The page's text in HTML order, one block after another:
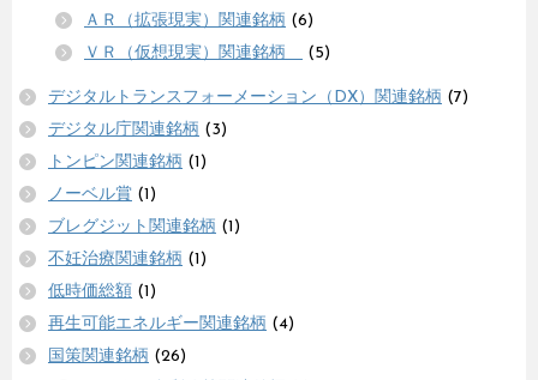
ＡＲ（拡張現実）関連銘柄 (6)
ＶＲ（仮想現実）関連銘柄
(5)
デジタルトランスフォーメーション（DX）関連銘柄 (7)
デジタル庁関連銘柄 (3)
トンピン関連銘柄 (1)
ノーベル賞 (1)
ブレグジット関連銘柄 (1)
不妊治療関連銘柄 (1)
低時価総額 (1)
再生可能エネルギー関連銘柄 (4)
国策関連銘柄 (26)